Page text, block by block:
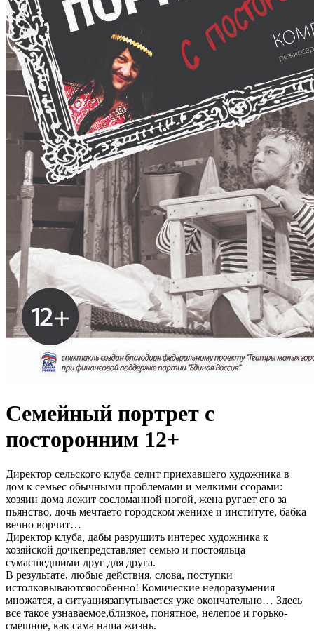
Семейный портрет с
посторонним 12+
Директор сельского клуба селит приехавшего художника в
дом к семьес обычными проблемами и мелкими ссорами:
хозяин дома лежит сосломанной ногой, жена ругает его за
пьянство, дочь мечтаето городском женихе и институте, бабка
вечно ворчит…
Директор клуба, дабы разрушить интерес художника к
хозяйской дочкепредставляет семью и постояльца
сумасшедшими друг для друга.
В результате, любые действия, слова, поступки
истолковываютсяособенно! Комические недоразумения
множатся, а ситуациязапутывается уже окончательно… Здесь
все такое узнаваемое,близкое, понятное, нелепое и горько-
смешное, как сама наша жизнь.